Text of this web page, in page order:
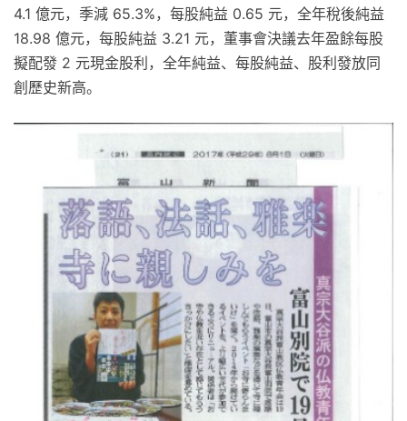
4.1 億元，季減 65.3%，每股純益 0.65 元，全年稅後純益
18.98 億元，每股純益 3.21 元，董事會決議去年盈餘每股
擬配發 2 元現金股利，全年純益、每股純益、股利發放同
創歷史新高。